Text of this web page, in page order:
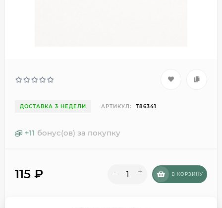
ДОСТАВКА 3 НЕДЕЛИ АРТИКУЛ: T86341
+11 бонус(ов) за покупку
115 ₽ - + В КОРЗИНУ